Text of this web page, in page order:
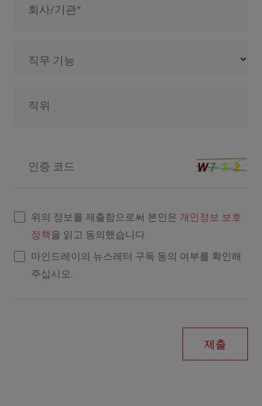
회사/기관
직무 기능
직위
인증 코드
위의 정보를 제출함으로써 본인은 개인정보 보호
정책을 읽고 동의했습니다
마인드레이의 뉴스레터 구독 동의 여부를 확인해
주십시오.
제출